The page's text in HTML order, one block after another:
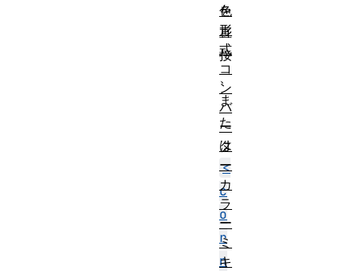
を
直
接
、
ま
た
は
<
c
o
r
n
色
形
式
コ
ン
バ
ー
タ
ー
カ
ラ
ー
ミ
キ